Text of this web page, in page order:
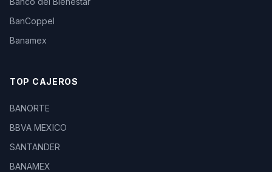
BanCoppel
Banamex
TOP CAJEROS
BANORTE
BBVA MEXICO
SANTANDER
BANAMEX